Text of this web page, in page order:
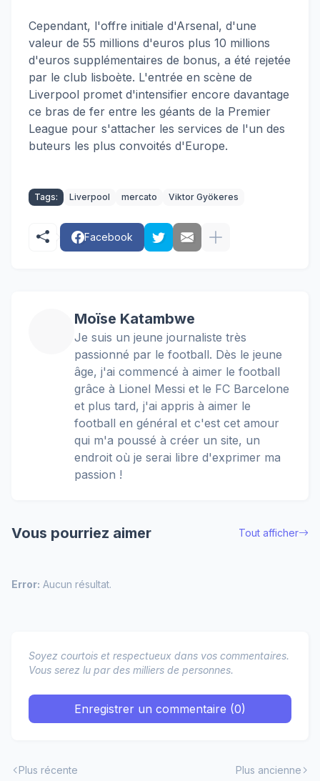
Cependant, l'offre initiale d'Arsenal, d'une
valeur de 55 millions d'euros plus 10 millions
d'euros supplémentaires de bonus, a été rejetée
par le club lisboète. L'entrée en scène de
Liverpool promet d'intensifier encore davantage
ce bras de fer entre les géants de la Premier
League pour s'attacher les services de l'un des
buteurs les plus convoités d'Europe.
Tags: Liverpool mercato Viktor Gyökeres
Facebook
Moïse Katambwe
Je suis un jeune journaliste très
passionné par le football. Dès le jeune
âge, j'ai commencé à aimer le football
grâce à Lionel Messi et le FC Barcelone
et plus tard, j'ai appris à aimer le
football en général et c'est cet amour
qui m'a poussé à créer un site, un
endroit où je serai libre d'exprimer ma
passion !
Vous pourriez aimer Tout afficher
Error: Aucun résultat.
Soyez courtois et respectueux dans vos commentaires.
Vous serez lu par des milliers de personnes.
Enregistrer un commentaire (0)
Plus récente Plus ancienne